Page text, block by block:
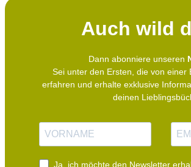
Auch wild
Dann abonniere unseren
Sei unter den Ersten, die von einer
erfahren und erhalte exklusive
deinen
m
M
i
Ja, ich möchte den Newsletter